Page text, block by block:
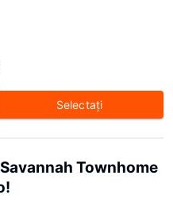
Selectaţi
Townhome